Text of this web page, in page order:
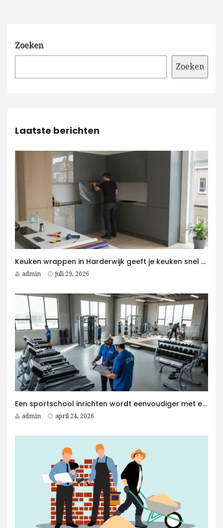
Zoeken
Zoeken
Laatste berichten
Keuken wrappen in Harderwijk geeft je keuken snel een moderne upgrade
admin juli 29, 2026
Een sportschool inrichten wordt eenvoudiger met een Fitness Aannemer aan je zijde
admin april 24, 2026